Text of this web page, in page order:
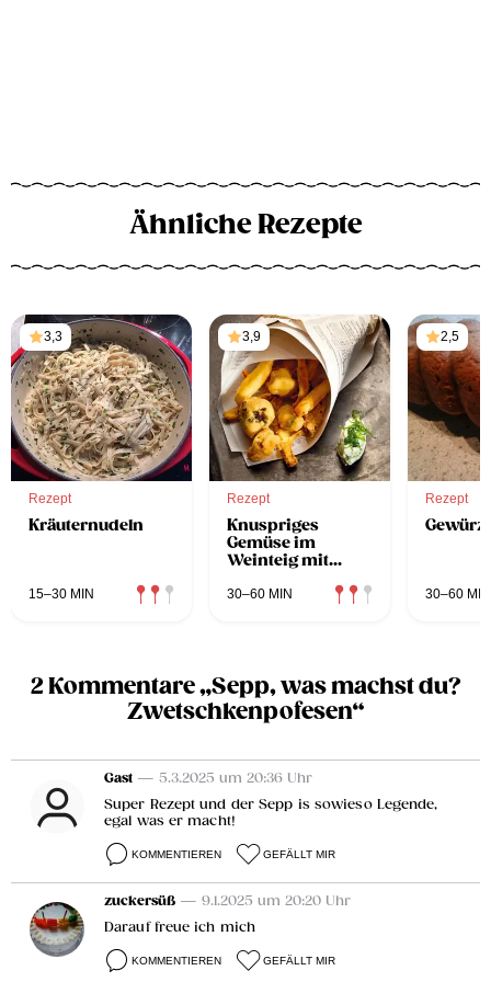
Ähnliche Rezepte
3,3
Rezept
Kräuternudeln
15–30 MIN
3,9
Rezept
Knuspriges
Gemüse im
Weinteig mit
Bärlauch-Creme
30–60 MIN
2,5
Rezept
30–60 MIN
2 Kommentare „Sepp, was machst du?
Zwetschkenpofesen“
Gast — 5.3.2025 um 20:36 Uhr
Super Rezept und der Sepp is sowieso Legende,
egal was er macht!
KOMMENTIEREN GEFÄLLT MIR
zuckersüß — 9.1.2025 um 20:20 Uhr
Darauf freue ich mich
KOMMENTIEREN GEFÄLLT MIR